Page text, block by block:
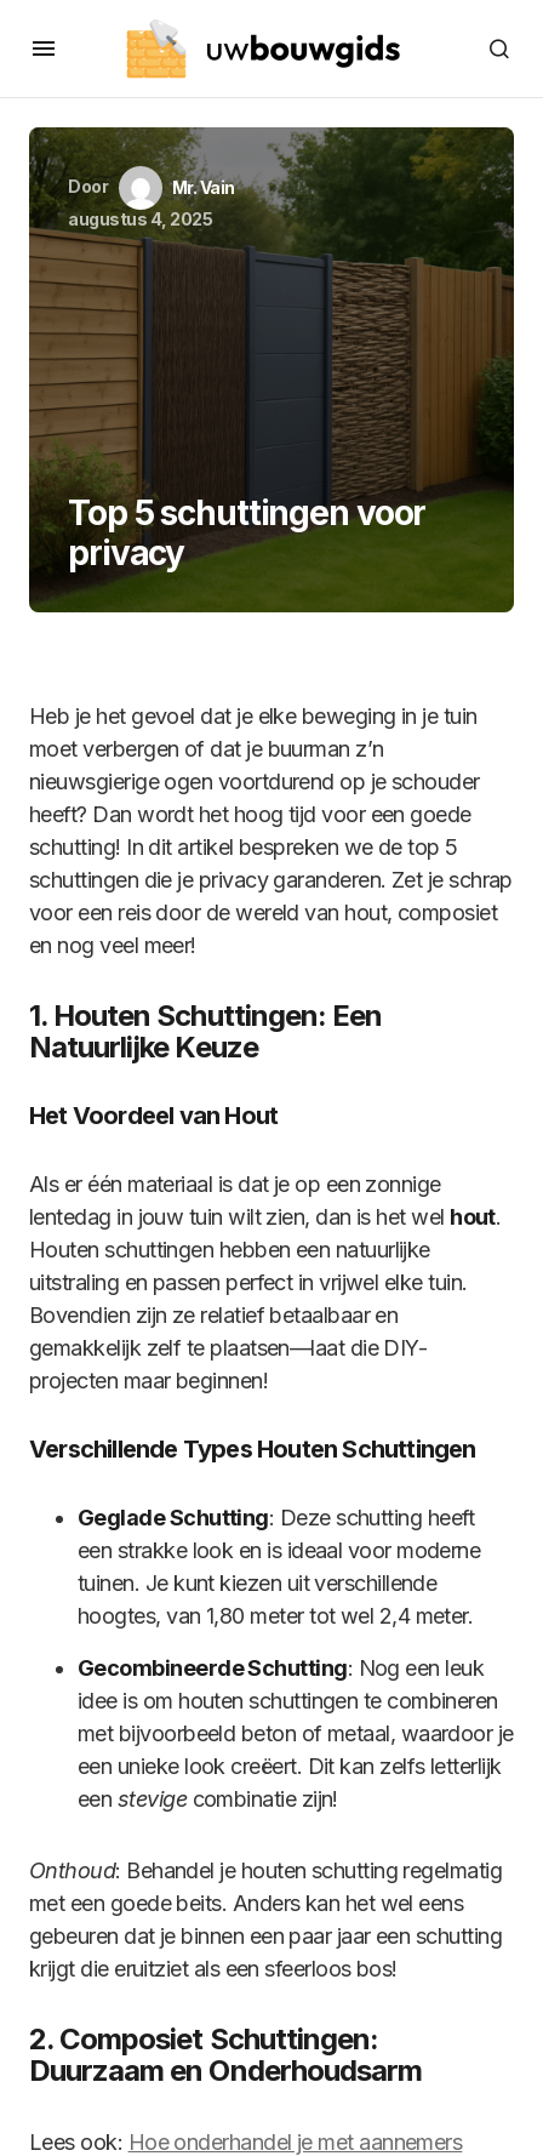
Door
Mr. Vain
augustus 4, 2025
Top 5 schuttingen voor
privacy
Heb je het gevoel dat je elke beweging in je tuin
moet verbergen of dat je buurman z’n
nieuwsgierige ogen voortdurend op je schouder
heeft? Dan wordt het hoog tijd voor een goede
schutting! In dit artikel bespreken we de top 5
schuttingen die je privacy garanderen. Zet je schrap
voor een reis door de wereld van hout, composiet
en nog veel meer!
1. Houten Schuttingen: Een
Natuurlijke Keuze
Het Voordeel van Hout
Als er één materiaal is dat je op een zonnige
lentedag in jouw tuin wilt zien, dan is het wel hout.
Houten schuttingen hebben een natuurlijke
uitstraling en passen perfect in vrijwel elke tuin.
Bovendien zijn ze relatief betaalbaar en
gemakkelijk zelf te plaatsen—laat die DIY-
projecten maar beginnen!
Verschillende Types Houten Schuttingen
Geglade Schutting: Deze schutting heeft
een strakke look en is ideaal voor moderne
tuinen. Je kunt kiezen uit verschillende
hoogtes, van 1,80 meter tot wel 2,4 meter.
Gecombineerde Schutting: Nog een leuk
idee is om houten schuttingen te combineren
met bijvoorbeeld beton of metaal, waardoor je
een unieke look creëert. Dit kan zelfs letterlijk
een stevigecombinatie zijn!
Onthoud: Behandel je houten schutting regelmatig
met een goede beits. Anders kan het wel eens
gebeuren dat je binnen een paar jaar een schutting
krijgt die eruitziet als een sfeerloos bos!
2. Composiet Schuttingen:
Duurzaam en Onderhoudsarm
Lees ook: Hoe onderhandel je met aannemers